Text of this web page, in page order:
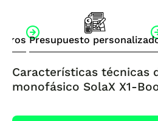
Presupuesto
Características técnicas
monofásico SolaX X1-